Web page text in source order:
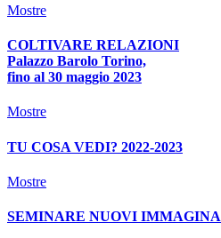
Mostre
COLTIVARE RELAZIONI
Palazzo Barolo Torino,
fino al 30 maggio 2023
Mostre
TU COSA VEDI? 2022-2023
Mostre
SEMINARE NUOVI